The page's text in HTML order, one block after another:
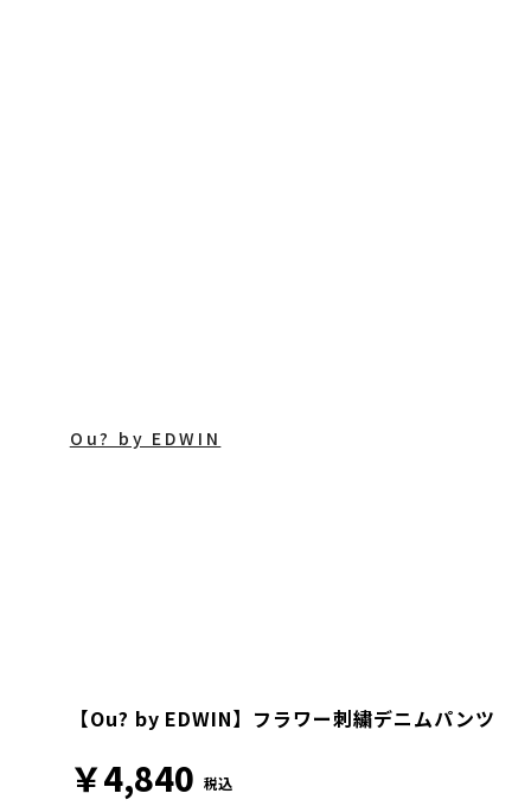
Ou? by EDWIN
【Ou? by EDWIN】フラワー刺繍デニムパンツ
￥4,840 税込